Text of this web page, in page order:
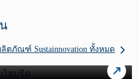
ตภัณฑ์ Sustainnovation ทั้งหมด